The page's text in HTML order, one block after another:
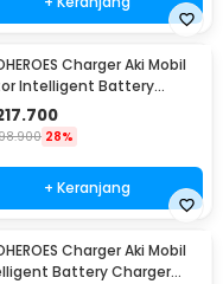
Charger Aki Mobil
Intelligent Battery
12V/24V - LD-002S
28%
+ Keranjang
Charger Aki Mobil
Battery Charger